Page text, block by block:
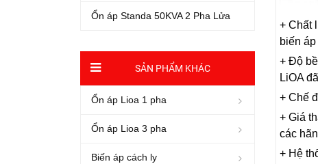
Ổn áp Standa 50KVA 2 Pha Lửa
SẢN PHẨM KHÁC
Ổn áp Lioa 1 pha
Ổn áp Lioa 3 pha
Biến áp cách ly
+ Chất
biến
+ Độ
LiOA
+ Chế
+ Giá
các
+ Hệ